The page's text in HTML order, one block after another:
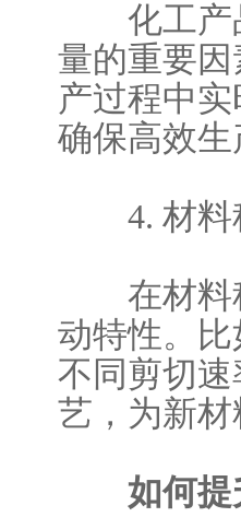
化工产品
量的重要
产过程中
确保高效生
4. 材料
在材料科
动特性。
不同剪切
艺，为新
如何提升